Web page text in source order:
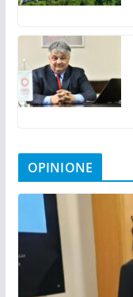
OPINIONE